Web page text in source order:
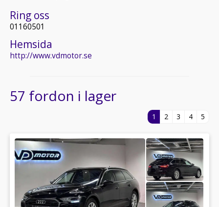
Ring oss
01160501
Hemsida
http://www.vdmotor.se
57 fordon i lager
1 2 3 4 5